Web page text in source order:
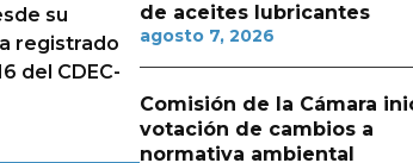
su
registrado
del CDEC-
de aceites lubricantes
agosto 7, 2026
Comisión de la Cámara
votación de cambios a
normativa ambiental